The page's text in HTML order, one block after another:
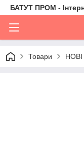
БАТУТ ПРОМ -
Товари НОВІ